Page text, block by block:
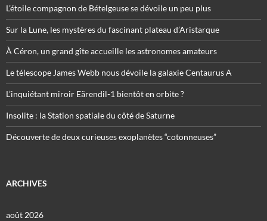
L’étoile compagnon de Bételgeuse se dévoile un peu plus
Sur la Lune, les mystères du fascinant plateau d’Aristarque
À Céron, un grand gîte accueille les astronomes amateurs
Le télescope James Webb nous dévoile la galaxie Centaurus A
L’inquiétant miroir Eärendil-1 bientôt en orbite ?
Insolite : la Station spatiale du côté de Saturne
Découverte de deux curieuses exoplanètes “cotonneuses”
ARCHIVES
août 2026